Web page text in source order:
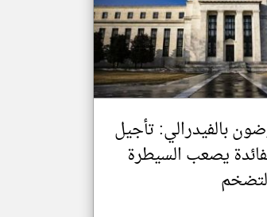
بالفيدرالي: تأجيل
يصعب السيطرة